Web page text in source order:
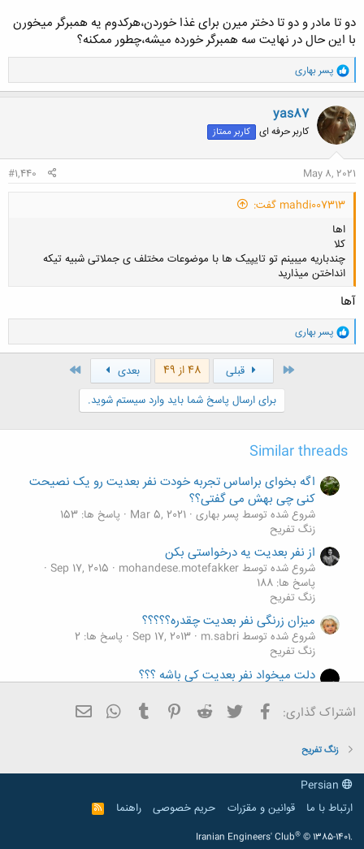
دو تا مادر و دو تا دختر میرن برای غذا خوردن،هرکدوم یه همبرگر میخورن
با این حال در نهایت سه همبرگر خورده میشه،چطور ممکنه؟
و
ا
ک
ن
ش
ه
ا
پسر بهاری
yas87
کاربر حرفه ای کاربر ممتاز
May 8, 2021
#1,440
mahdi007313 گفت:
اها
کلا
چندباریه میبینم تو تایپیک ها با موضوعات مختلف ی جملاتی شبیه تیکه
انداختن میذارید
آها
و
ا
ک
پسر بهاری
قبلی 48 از 49 بعدی
برای ارسال پاسخ شما باید وارد سیستم شوید.
Similar threads
اگه بخوای براساس تجربه خودت نفر بعدیت رو یک نصیحت
کنی چی بهش می گفتی؟؟
شروع شده توسط پسر بهاری Mar 5, 2021
پاسخ ها: 153
زنگ تفريح
از نفر بعدیت یه درخواستی بکن
شروع شده توسط mohandese.motefakker
Sep 17, 2015
پاسخ ها: 188
زنگ تفريح
میزان زرنگی نفر بعدیت چقدره؟؟؟؟؟
شروع شده توسط m.sabri Sep 17, 2013 پاسخ ها: 2
زنگ تفريح
دلت میخواد نفر بعدیت کی باشه ؟؟؟
زنگ تفريح
شروع شده توسط خیال شیشه ای
زنگ تفريح
اشتراک گذاری: فیسبوک تویتر Reddit
Pinterest
Tumblr
WhatsApp
زنگ تفريح
ارتباط با ما
قوانین و مقرّرات حریم خصوصی راهنما
R
S
Iranian Engineers' Club® © 1385-1401.